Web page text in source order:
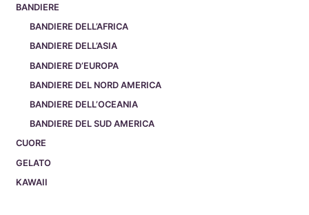
BANDIERE
BANDIERE DELL’AFRICA
BANDIERE DELL’ASIA
BANDIERE D’EUROPA
BANDIERE DEL NORD AMERICA
BANDIERE DELL’OCEANIA
BANDIERE DEL SUD AMERICA
CUORE
GELATO
KAWAII